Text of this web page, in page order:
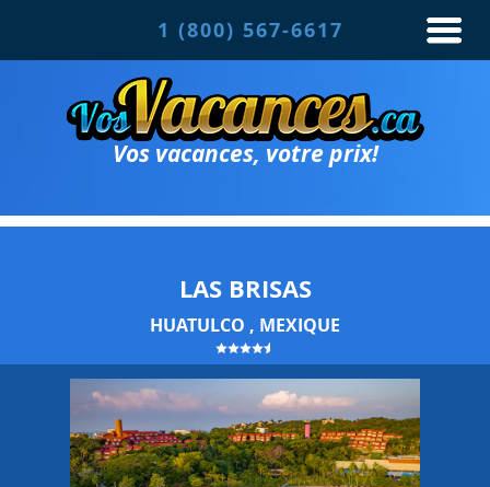
1 (800) 567-6617
Vos vacances, votre prix!
LAS BRISAS
HUATULCO , MEXIQUE